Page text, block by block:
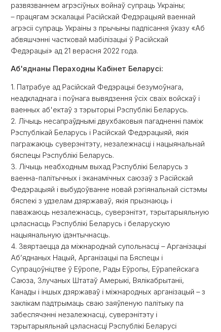
развязваннем агрэсіўных войнаў супраць Украіны;
– працягам эскалацыі Расійскай Федэрацыяй ваеннай
агрэсіі супраць Украіны з прычыны падпісання ўказу «Аб
абвяшчэнні частковай мабілізацыі ў Расійскай
Федэрацыі» ад 21 верасня 2022 года.
Аб'яднаны Пераходны Кабінет Беларусі:
1. Патрабуе ад Расійскай Федэрацыі безумоўнага,
неадкладнага і поўнага вывядзення ўсіх сваіх войскаў і
ваенных аб'ектаў з тэрыторыі Рэспублікі Беларусь.
2. Лічыць несапраўднымі двухбаковыя пагадненні паміж
Рэспублікай Беларусь і Расійскай Федэрацыяй, якiя
пагражаюць суверэнітэту, незалежнасці і нацыянальнай
бяспецы Рэспублікі Беларусь.
3. Лічыць неабходным выхад Рэспублікі Беларусь з
ваенна-палітычных і эканамічных саюзаў з Расійскай
Федэрацыяй і выбудоўванне новай рэгіянальнай сістэмы
бяспекі з удзелам дзяржаваў, якія прызнаюць і
паважаюць незалежнасць, суверэнітэт, тэрытарыяльную
цэласнасць Рэспублікі Беларусь і беларускую
нацыянальную ідэнтычнасць.
4. Звяртаецца да міжнароднай супольнасці – Арганізацыі
Аб’яднаных Нацый, Арганізацыі па Бяспецы і
Супрацоўніцтве ў Еўропе, Рады Еўропы, Еўрапейскага
Саюза, Злучаных Штатаў Амерыкі, Вялікабрытаніі,
Канады і іншых дзяржаваў і міжнародных арганізацый – з
заклікам падтрымаць сваю заяўленую палітыку па
забеспячэнні незалежнасці, суверэнітэту і
тэрытарыяльнай цэласнасці Рэспублікі Беларусі